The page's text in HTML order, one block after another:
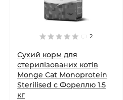
2
Сухий корм для
стерилізованих котів
Monge Cat Monoprotein
Sterilised с Фореллю 1.5
кг